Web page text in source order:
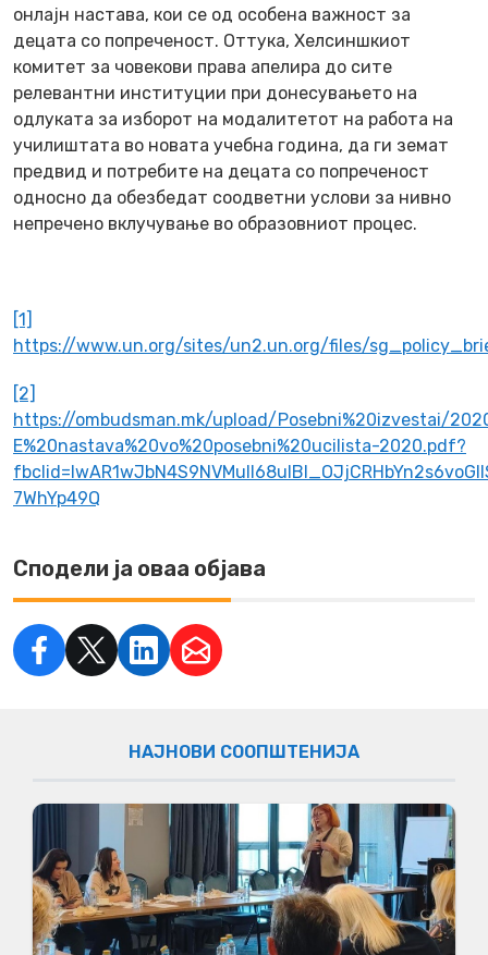
онлајн настава, кои се од особена важност за
децата со попреченост. Оттука, Хелсиншкиот
комитет за човекови права апелира до сите
релевантни институции при донесувањето на
одлуката за изборот на модалитетот на работа на
училиштата во новата учебна година, да ги земат
предвид и потребите на децата со попреченост
односно да обезбедат соодветни услови за нивно
непречено вклучување во образовниот процес.
[1]
https://www.un.org/sites/un2.un.org/files/
[2]
https://ombudsman.mk/upload/Posebni%20izvestai/
E%20nastava%20vo%20posebni%20ucilista-2020.pdf?
7WhYp49Q
Сподели ја оваа објава
НАЈНОВИ СООПШТЕНИЈА